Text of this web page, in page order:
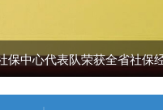
保中心代表队荣获全省社保